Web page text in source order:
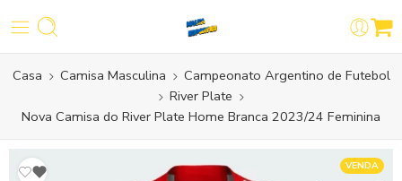
Casa Camisa Masculina
Campeonato Argentino de Futebol
River Plate
Nova Camisa do River Plate Home Branca 2023/24 Feminina
VENDA